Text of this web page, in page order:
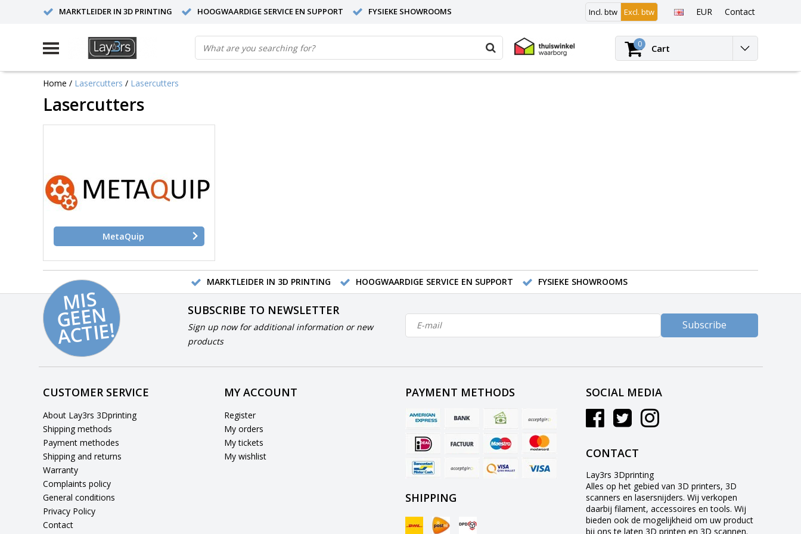
MARKTLEIDER IN 3D PRINTING HOOGWAARDIGE SERVICE EN SUPPORT FYSIEKE SHOWROOMS Incl. btw Excl. btw EUR Contact
Login
0 Cart
Home / Lasercutters / Lasercutters
Lasercutters
MetaQuip
MARKTLEIDER IN 3D PRINTING HOOGWAARDIGE SERVICE EN SUPPORT FYSIEKE SHOWROOMS
MI
S
G
E
E
N
A
C
TI
E!
SUBSCRIBE TO NEWSLETTER
Sign up now for additional information or new
products
Subscribe
CUSTOMER SERVICE
About Lay3rs 3Dprinting
Shipping methods
Payment methodes
Shipping and returns
Warranty
Complaints policy
General conditions
Privacy Policy
Contact
MY ACCOUNT
Register
My orders
My tickets
My wishlist
PAYMENT METHODS
SHIPPING
SOCIAL MEDIA
CONTACT
Lay3rs 3Dprinting
Alles op het gebied van 3D printers, 3D
scanners en lasersnijders. Wij verkopen
daarbij filament, accessoires en tools. Wij
bieden ook de mogelijkheid om uw product
bij ons te laten 3D printen en 3D scannen.